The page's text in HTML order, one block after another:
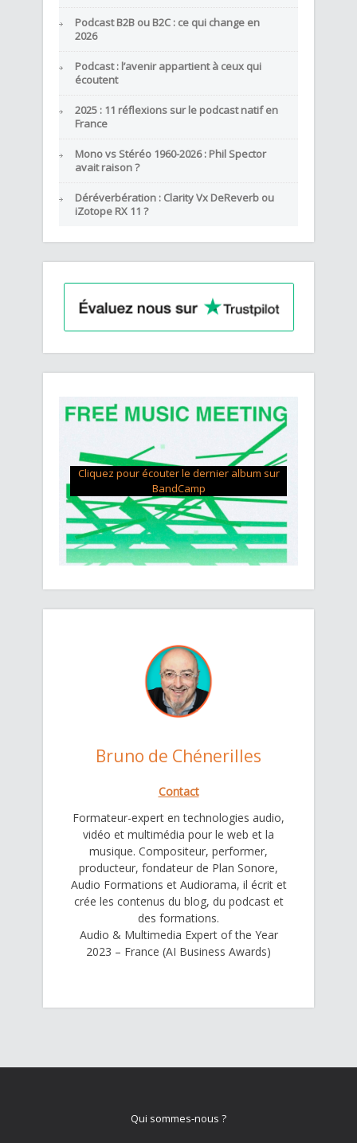
Podcast B2B ou B2C : ce qui change en
2026
Podcast : l’avenir appartient à ceux qui
écoutent
2025 : 11 réflexions sur le podcast natif en
France
Mono vs Stéréo 1960-2026 : Phil Spector
avait raison ?
Déréverbération : Clarity Vx DeReverb ou
iZotope RX 11 ?
Cliquez pour écouter le dernier album sur
BandCamp
Bruno de Chénerilles
Contact
Formateur-expert en technologies audio,
vidéo et multimédia pour le web et la
musique. Compositeur, performer,
producteur, fondateur de Plan Sonore,
Audio Formations et Audiorama, il écrit et
crée les contenus du blog, du podcast et
des formations.
Audio & Multimedia Expert of the Year
2023 – France (AI Business Awards)
Qui sommes-nous ?